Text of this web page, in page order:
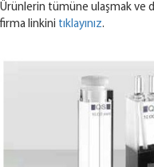
Ürünlerin tümüne ulaşmak ve
firma linkini tıklayınız.